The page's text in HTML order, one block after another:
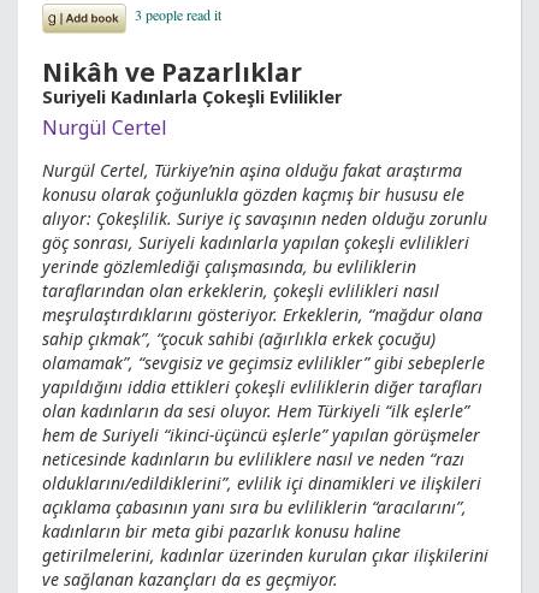
Nikâh ve Pazarlıklar
Suriyeli Kadınlarla Çokeşli Evlilikler
Nurgül Certel
Nurgül Certel, Türkiye’nin aşina olduğu fakat araştırma
konusu olarak çoğunlukla gözden kaçmış bir hususu ele
alıyor: Çokeşlilik. Suriye iç savaşının neden olduğu zorunlu
göç sonrası, Suriyeli kadınlarla yapılan çokeşli evlilikleri
yerinde gözlemlediği çalışmasında, bu evliliklerin
taraflarından olan erkeklerin, çokeşli evlilikleri nasıl
meşrulaştırdıklarını gösteriyor. Erkeklerin, “mağdur olana
sahip çıkmak”, “çocuk sahibi (ağırlıkla erkek çocuğu)
olamamak”, “sevgisiz ve geçimsiz evlilikler” gibi sebeplerle
yapıldığını iddia ettikleri çokeşli evliliklerin diğer tarafları
olan kadınların da sesi oluyor. Hem Türkiyeli “ilk eşlerle”
hem de Suriyeli “ikinci-üçüncü eşlerle” yapılan görüşmeler
neticesinde kadınların bu evliliklere nasıl ve neden “razı
olduklarını/edildiklerini”, evlilik içi dinamikleri ve ilişkileri
açıklama çabasının yanı sıra bu evliliklerin “aracılarını”,
kadınların bir meta gibi pazarlık konusu haline
getirilmelerini, kadınlar üzerinden kurulan çıkar ilişkilerini
ve sağlanan kazançları da es geçmiyor.